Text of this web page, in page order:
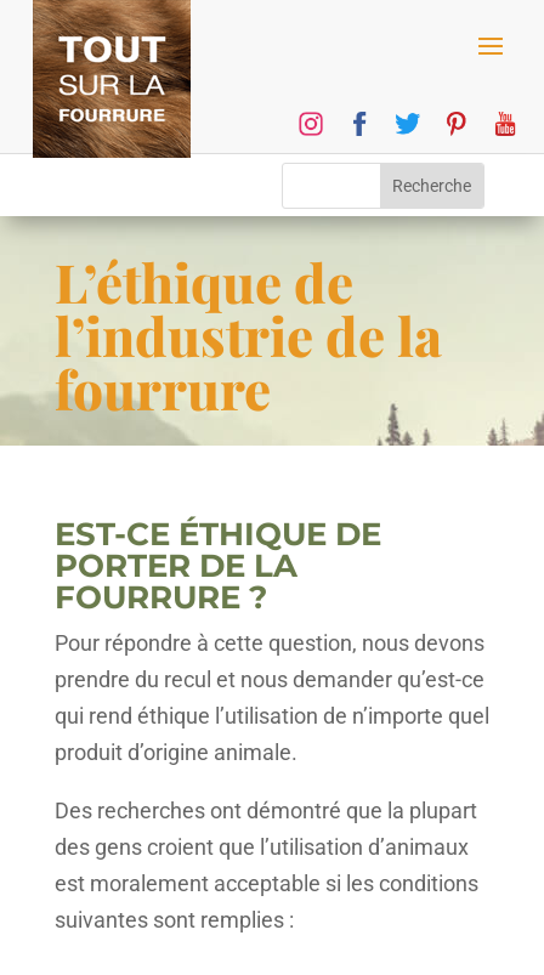
L’éthique de
l’industrie de la
fourrure
EST-CE ÉTHIQUE DE
PORTER DE LA
FOURRURE ?
Pour répondre à cette question, nous devons
prendre du recul et nous demander qu’est-ce
qui rend éthique l’utilisation de n’importe quel
produit d’origine animale.
Des recherches ont démontré que la plupart
des gens croient que l’utilisation d’animaux
est moralement acceptable si les conditions
suivantes sont remplies :